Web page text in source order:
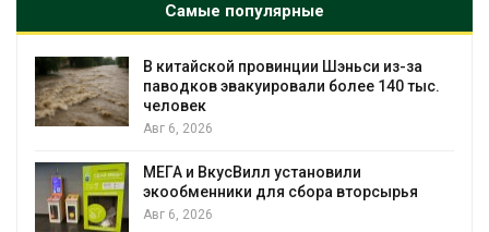
Самые популярные
В китайской провинции Шэньси из-за
паводков эвакуировали более 140 тыс.
человек
Авг 6, 2026
МЕГА и ВкусВилл установили
экообменники для сбора вторсырья
Авг 6, 2026